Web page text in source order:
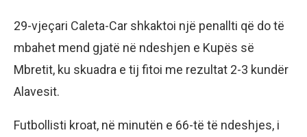
29-vjeçari Caleta-Car shkaktoi një penallti që do të
mbahet mend gjatë në ndeshjen e Kupës së
Mbretit, ku skuadra e tij fitoi me rezultat 2-3 kundër
Alavesit.
Futbollisti kroat, në minutën e 66-të të ndeshjes, i